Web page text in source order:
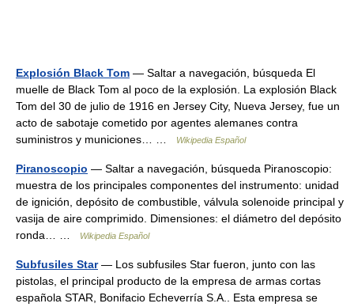
Explosión Black Tom — Saltar a navegación, búsqueda El
muelle de Black Tom al poco de la explosión. La explosión Black
Tom del 30 de julio de 1916 en Jersey City, Nueva Jersey, fue un
acto de sabotaje cometido por agentes alemanes contra
suministros y municiones… …
Wikipedia Español
Piranoscopio — Saltar a navegación, búsqueda Piranoscopio:
muestra de los principales componentes del instrumento: unidad
de ignición, depósito de combustible, válvula solenoide principal y
vasija de aire comprimido. Dimensiones: el diámetro del depósito
ronda… …
Wikipedia Español
Subfusiles Star— Los subfusiles Star fueron, junto con las
pistolas, el principal producto de la empresa de armas cortas
española STAR, Bonifacio Echeverría S.A.. Esta empresa se